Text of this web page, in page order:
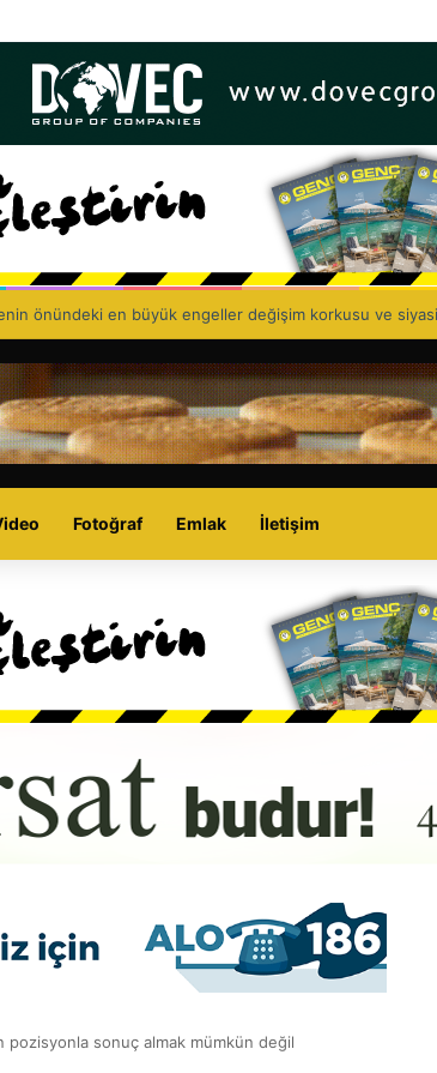
yıl dönümünü kutluyor: Eczacıyı dışlayarak sağlık
Fotoğraf Emlak İletişim
pozisyonla sonuç almak mümkün değil